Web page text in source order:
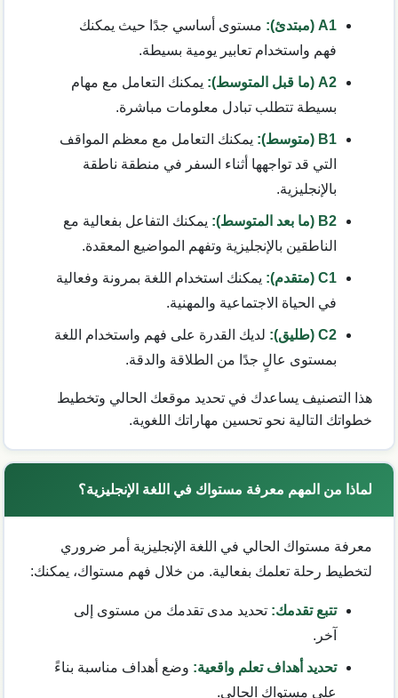
A1 (مبتدئ):
مستوى أساسي جدًا حيث يمكنك
فهم واستخدام تعابير يومية بسيطة.
A2 (ما قبل المتوسط):
يمكنك التعامل مع مهام
بسيطة تتطلب تبادل معلومات مباشرة.
B1 (متوسط):
يمكنك التعامل مع معظم المواقف
التي قد تواجهها أثناء السفر في منطقة ناطقة
بالإنجليزية.
B2 (ما بعد المتوسط):
يمكنك التفاعل بفعالية مع
الناطقين بالإنجليزية وتفهم المواضيع المعقدة.
C1 (متقدم):
يمكنك استخدام اللغة بمرونة وفعالية
في الحياة الاجتماعية والمهنية.
C2 (طليق):
لديك القدرة على فهم واستخدام اللغة
بمستوى عالٍ جدًا من الطلاقة والدقة.
هذا التصنيف يساعدك في تحديد موقعك الحالي وتخطيط
خطواتك التالية نحو تحسين مهاراتك اللغوية.
لماذا من المهم معرفة مستواك في اللغة الإنجليزية؟
معرفة مستواك الحالي في اللغة الإنجليزية أمر ضروري
لتخطيط رحلة تعلمك بفعالية. من خلال فهم مستواك، يمكنك:
تتبع تقدمك: تحديد مدى تقدمك من مستوى إلى
آخر.
تحديد أهداف تعلم واقعية: وضع أهداف مناسبة بناءً
على مستواك الحالي.